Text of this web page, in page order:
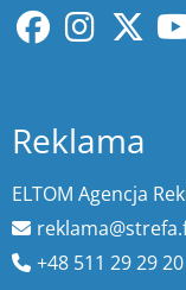
Reklama
ELTOM Agencja
+48 511 29 29 20